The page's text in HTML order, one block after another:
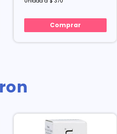
Comprar